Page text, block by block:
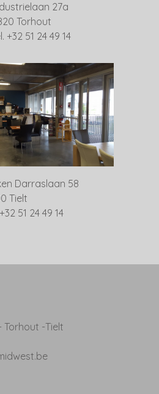
27a
Torhout
+32 51 24 49 14
Darraslaan 58
Tielt
51 24 49 14
Torhout -Tielt